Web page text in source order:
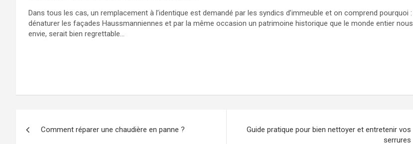
Dans tous les cas, un remplacement à l’identique est demandé par les syndics d’immeuble et on comprend pourquoi :
dénaturer les façades Haussmanniennes et par la même occasion un patrimoine historique que le monde entier nous
envie, serait bien regrettable…
Comment réparer une chaudière en panne ?
Guide pratique pour bien nettoyer et entretenir vos
serrures